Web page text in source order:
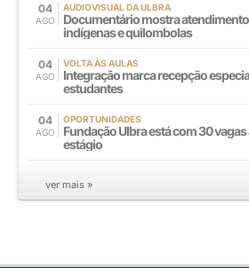
04
AGO
AUDIOVISUAL DA ULBRA
Documentário mostra
indígenas e quilombolas
04
AGO
VOLTA ÀS AULAS
Integração marca recepção
estudantes
04
AGO
OPORTUNIDADES
Fundação Ulbra está com 30
estágio
ver mais »